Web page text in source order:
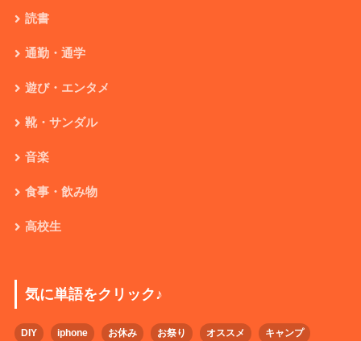
読書
通勤・通学
遊び・エンタメ
靴・サンダル
音楽
食事・飲み物
高校生
気に単語をクリック♪
DIY iphone お休み お祭り オススメ キャンプ